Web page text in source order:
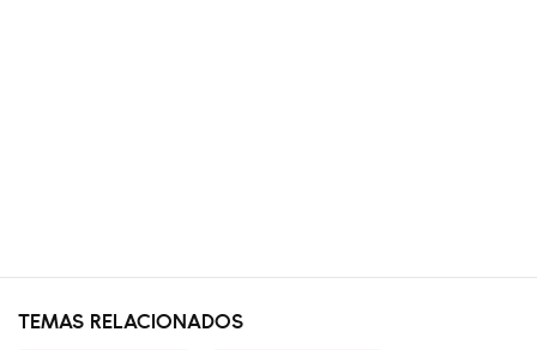
TEMAS RELACIONADOS